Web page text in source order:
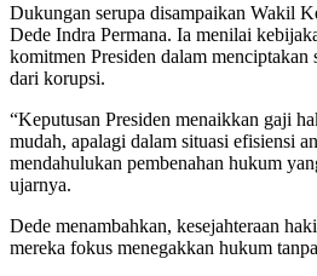
Dukungan serupa disampaikan Wakil
Dede Indra Permana. Ia menilai
komitmen Presiden dalam menciptakan
dari korupsi.
“Keputusan Presiden menaikkan gaji
mudah, apalagi dalam situasi efisiensi
mendahulukan pembenahan hukum
ujarnya.
Dede menambahkan, kesejahteraan
mereka fokus menegakkan hukum